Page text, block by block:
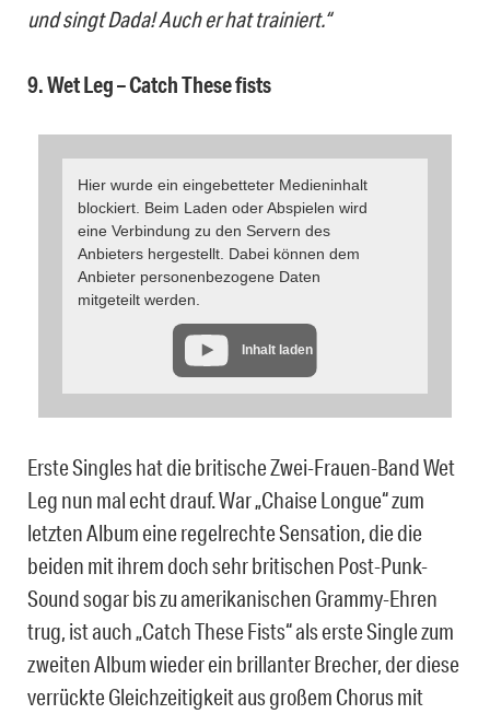
und singt Dada! Auch er hat trainiert.“
9. Wet Leg – Catch These fists
Hier wurde ein eingebetteter Medieninhalt
blockiert. Beim Laden oder Abspielen wird
eine Verbindung zu den Servern des
Anbieters hergestellt. Dabei können dem
Anbieter personenbezogene Daten
mitgeteilt werden.
Inhalt laden
Erste Singles hat die britische Zwei-Frauen-Band Wet
Leg nun mal echt drauf. War „Chaise Longue“ zum
letzten Album eine regelrechte Sensation, die die
beiden mit ihrem doch sehr britischen Post-Punk-
Sound sogar bis zu amerikanischen Grammy-Ehren
trug, ist auch „Catch These Fists“ als erste Single zum
zweiten Album wieder ein brillanter Brecher, der diese
verrückte Gleichzeitigkeit aus großem Chorus mit